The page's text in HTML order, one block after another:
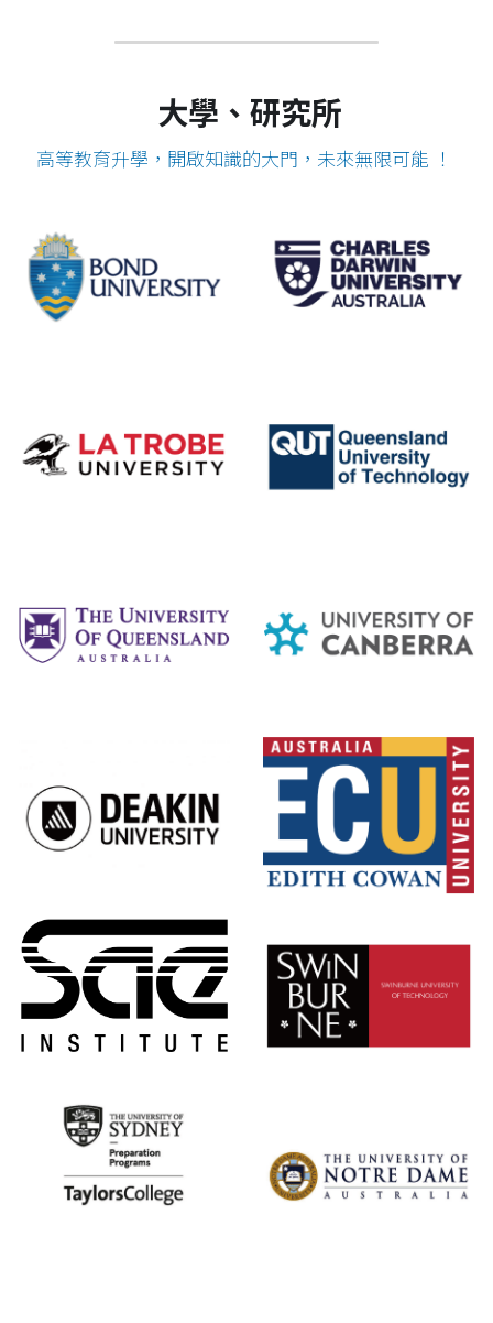
大學、研究所
高等教育升學，開啟知識的大門，未來無限可能 ！